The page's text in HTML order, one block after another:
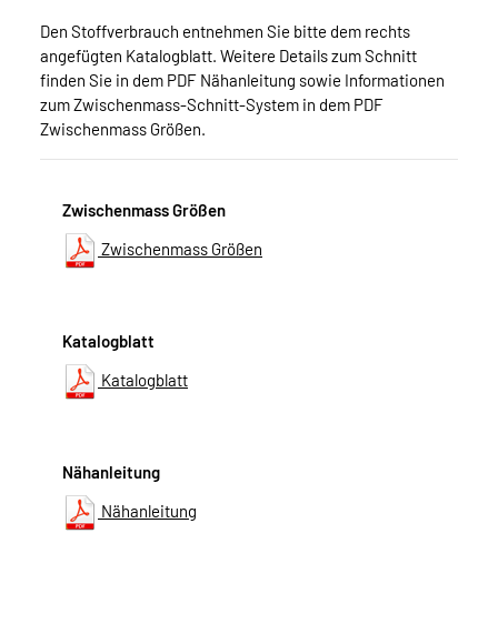
Den Stoffverbrauch entnehmen Sie bitte dem rechts
angefügten Katalogblatt. Weitere Details zum Schnitt
finden Sie in dem PDF Nähanleitung sowie Informationen
zum Zwischenmass-Schnitt-System in dem PDF
Zwischenmass Größen.
Zwischenmass Größen
Zwischenmass Größen
Katalogblatt
Katalogblatt
Nähanleitung
Nähanleitung